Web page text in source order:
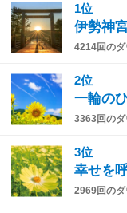
1位
伊勢神
4214回の
2位
一輪の
3363回の
3位
幸せを
2969回の